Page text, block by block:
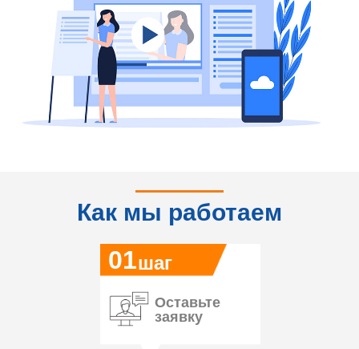
Как мы работаем
01
Оставьте
заявку
шаг